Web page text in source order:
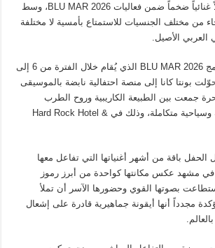
العربية نجوى كرم حفلاً غنائياً ضخماً ضمن فعاليات BLU MAR 2026، وسط
من مختلف الجنسيات للاستمتاع بأمسية لا مختلفة
العربي الأصيل.
وجاء الحفل ضمن برنامج BLU MAR 2026 الذي يُقام خلال الفترة من 6 إلى
حيث تحوّلت بونتا كانا إلى منصة احتفالية نابضة بالموسيقى
جمعت بين الطبيعة الكاريبية وروح الطرب
العربي، في تجربة فنية وسياحية متكاملة، وذلك في Hard Rock Hotel &
باقة من أشهر أغنياتها التي تفاعل معها
في مشهد عكس مكانتها كواحدة من أبرز رموز
استطاعت بصوتها القوي وحضورها الآسر أن تملأ
مجدداً أنها أيقونة جماهيرية قادرة على إشعال